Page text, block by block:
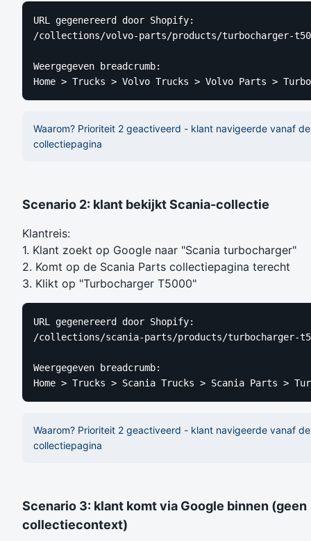
URL gegenereerd door Shopify:
/collections/volvo-parts/products/turbocharger-
Weergegeven breadcrumb:
Home > Trucks > Volvo Trucks > Volvo Parts >
Waarom? Prioriteit 2 geactiveerd - klant navigeerde vanaf
collectiepagina
Scenario 2: klant bekijkt Scania-collectie
Klantreis:
1. Klant zoekt op Google naar "Scania turbocharger"
2. Komt op de Scania Parts collectiepagina terecht
3. Klikt op "Turbocharger T5000"
URL gegenereerd door Shopify:
/collections/scania-parts/products/turbocharger-
Weergegeven breadcrumb:
Home > Trucks > Scania Trucks > Scania Parts >
Waarom? Prioriteit 2 geactiveerd - klant navigeerde vanaf
collectiepagina
Scenario 3: klant komt via Google binnen (geen
collectiecontext)